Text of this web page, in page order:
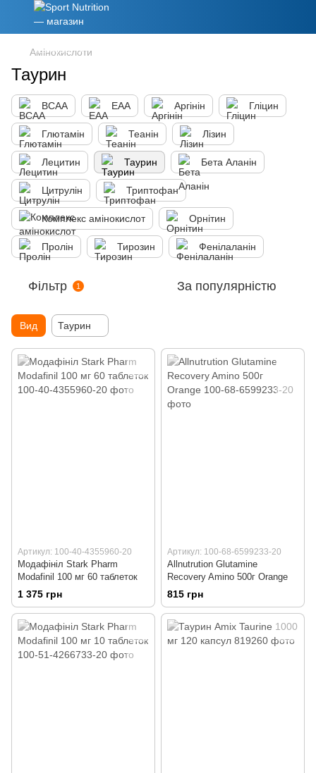
Амінокислоти
Таурин
BCAA EAA Аргінін Гліцин
Глютамін Теанін Лізин
Лецитин Таурин Бета Аланін
Цитрулін Триптофан
Комплекс амінокислот Орнітин
Пролін Тирозин Фенілаланін
Фільтр 1 За популярністю
Вид Таурин
Артикул: 100-40-4355960-20
Модафініл Stark Pharm
Modafinil 100 мг 60 таблеток
1 375 грн
Артикул: 100-68-6599233-20
Allnutrution Glutamine
Recovery Amino 500г Orange
815 грн